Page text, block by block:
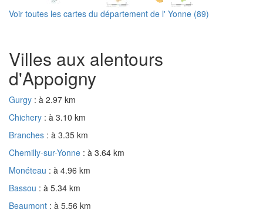
Voir toutes les cartes du département de l' Yonne (89)
Villes aux alentours
d'Appoigny
Gurgy : à 2.97 km
Chichery : à 3.10 km
Branches : à 3.35 km
Chemilly-sur-Yonne : à 3.64 km
Monéteau : à 4.96 km
Bassou : à 5.34 km
Beaumont : à 5.56 km